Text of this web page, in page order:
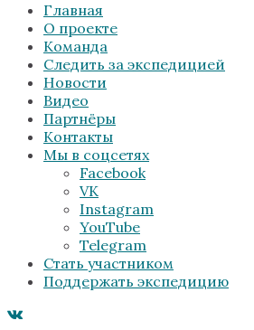
Главная
О проекте
Команда
Следить за экспедицией
Новости
Видео
Партнёры
Контакты
Мы в соцсетях
Facebook
VK
Instagram
YouTube
Telegram
Стать участником
Поддержать экспедицию